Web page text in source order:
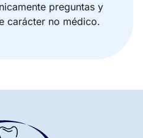
preguntas y
carácter no médico.